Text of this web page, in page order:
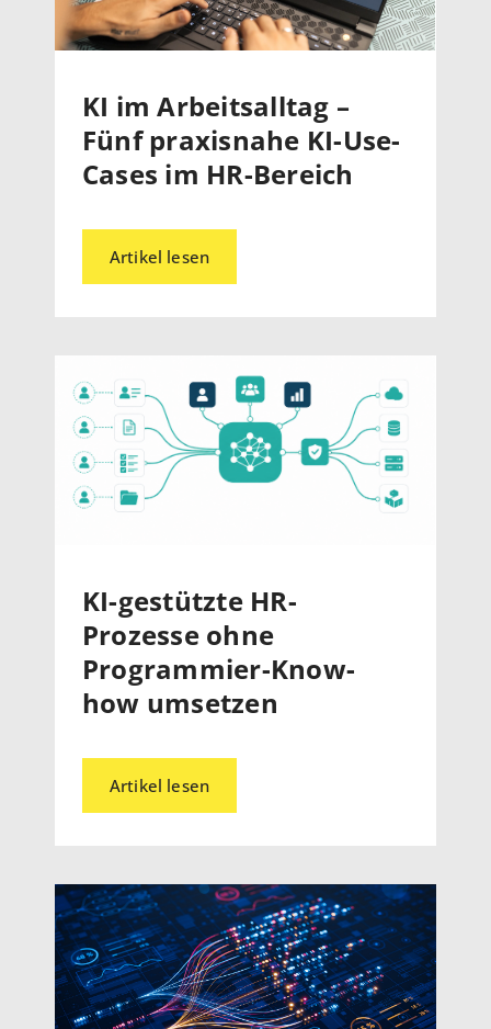
KI im Arbeitsalltag –
Fünf praxisnahe KI-Use-
Cases im HR-Bereich
Artikel lesen
KI-gestützte HR-
Prozesse ohne
Programmier-Know-
how umsetzen
Artikel lesen